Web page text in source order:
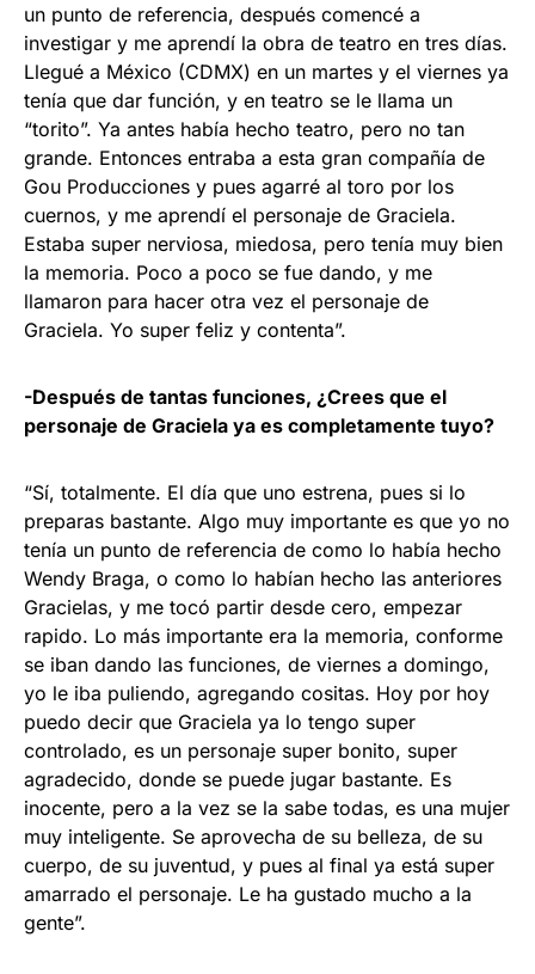
un punto de referencia, después comencé a
investigar y me aprendí la obra de teatro en tres días.
Llegué a México (CDMX) en un martes y el viernes ya
tenía que dar función, y en teatro se le llama un
“torito”. Ya antes había hecho teatro, pero no tan
grande. Entonces entraba a esta gran compañía de
Gou Producciones y pues agarré al toro por los
cuernos, y me aprendí el personaje de Graciela.
Estaba super nerviosa, miedosa, pero tenía muy bien
la memoria. Poco a poco se fue dando, y me
llamaron para hacer otra vez el personaje de
Graciela. Yo super feliz y contenta”.
-Después de tantas funciones, ¿Crees que el
personaje de Graciela ya es completamente tuyo?
“Sí, totalmente. El día que uno estrena, pues si lo
preparas bastante. Algo muy importante es que yo no
tenía un punto de referencia de como lo había hecho
Wendy Braga, o como lo habían hecho las anteriores
Gracielas, y me tocó partir desde cero, empezar
rapido. Lo más importante era la memoria, conforme
se iban dando las funciones, de viernes a domingo,
yo le iba puliendo, agregando cositas. Hoy por hoy
puedo decir que Graciela ya lo tengo super
controlado, es un personaje super bonito, super
agradecido, donde se puede jugar bastante. Es
inocente, pero a la vez se la sabe todas, es una mujer
muy inteligente. Se aprovecha de su belleza, de su
cuerpo, de su juventud, y pues al final ya está super
amarrado el personaje. Le ha gustado mucho a la
gente”.